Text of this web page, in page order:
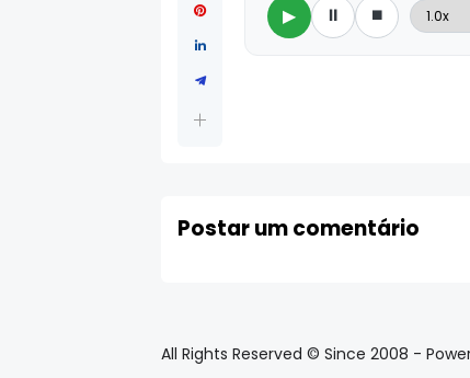
▶ ⏸ ⏹
Postar um comentário
All Rights Reserved © Since 2008 -